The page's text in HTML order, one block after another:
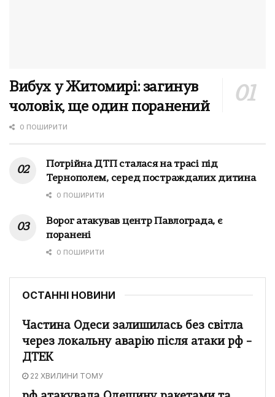
Вибух у Житомирі: загинув
чоловік, ще один поранений
0 ПОШИРИТИ
Потрійна ДТП сталася на трасі під
Тернополем, серед постраждалих дитина
0 ПОШИРИТИ
Ворог атакував центр Павлограда, є
поранені
0 ПОШИРИТИ
ОСТАННІ НОВИНИ
Частина Одеси залишилась без світла
через локальну аварію після атаки рф –
ДТЕК
22 ХВИЛИНИ ТОМУ